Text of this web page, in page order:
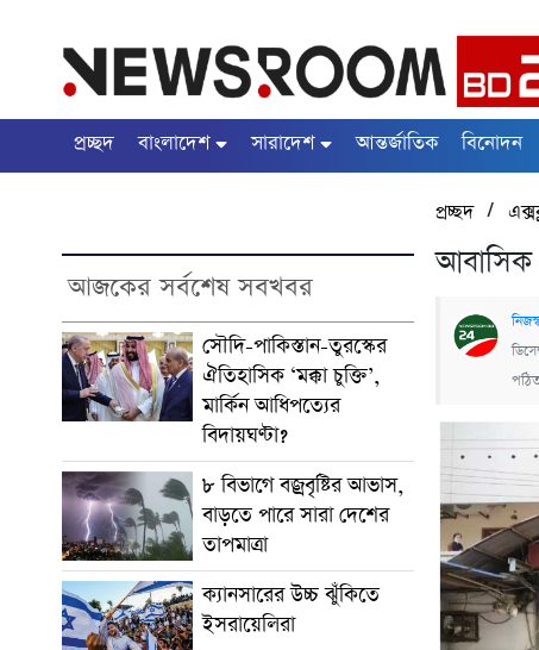
প্রচ্ছদ বাংলাদেশ সারাদেশ আন্তর্জাতিক বিনোদন
আজকের সর্বশেষ সবখবর
সৌদি-পাকিস্তান-তুরস্কের
ঐতিহাসিক ‘মক্কা চুক্তি’,
মার্কিন আধিপত্যের
বিদায়ঘণ্টা?
৮ বিভাগে বজ্রবৃষ্টির আভাস,
বাড়তে পারে সারা দেশের
তাপমাত্রা
ক্যানসারের উচ্চ ঝুঁকিতে
ইসরায়েলিরা
প্রচ্ছদ/
আবাসিক